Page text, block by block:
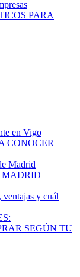
PARA
CONOCER
MADRID
SEGÚN TU